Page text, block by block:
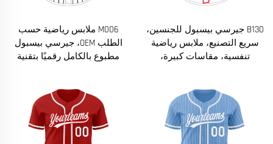
B130 جيرسي بيسبول للجنسين،
سريع التصنيع، ملابس رياضية
تنفسية، مقاسات كبيرة،
M006 ملابس رياضية حسب
الطلب OEM، جيرسي بيسبول
مطبوع بالكامل رقميًا بتقنية